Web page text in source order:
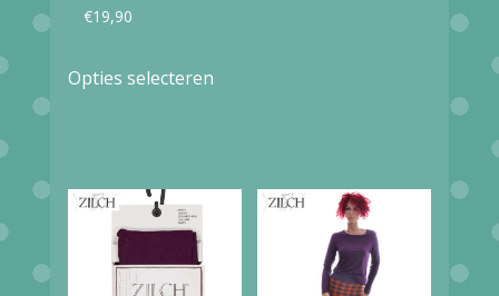
€19,90
Opties selecteren
variaties.
meerdere